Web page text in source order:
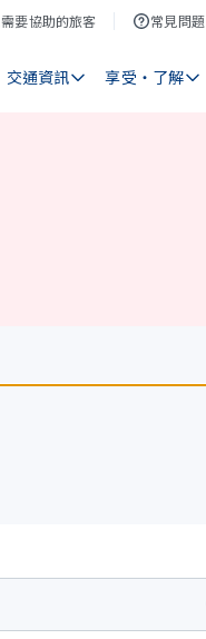
需要協助的旅客 常見問題
交通資訊 享受・了解